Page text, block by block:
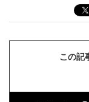
この記